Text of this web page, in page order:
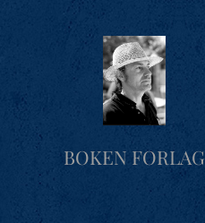
BOKEN FORLAG